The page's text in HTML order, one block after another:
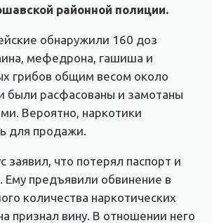
районной полиции.
обнаружили 160 доз
мефедрона, гашиша и
грибов общим весом около
были расфасованы и замотаны
Вероятно, наркотики
для продажи.
заявил, что потерял паспорт и
предъявили обвинение в
количества наркотических
признал вину. В отношении него